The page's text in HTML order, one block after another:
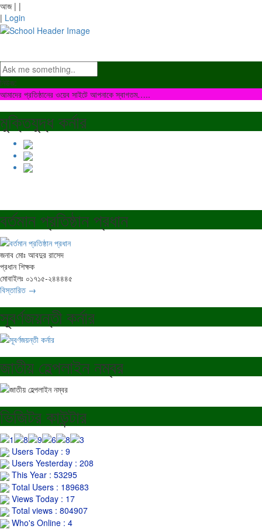
আজ | |
| Login
নিউজ:
আমাদের প্রতিষ্ঠানের ওয়েব সাইটে আপনাকে স্বাগতম…..
মুক্তিযুদ্ধ কর্নার
বর্তমান প্রতিষ্ঠান প্রধান
জনাব মোঃ আবদুর রাসেদ
প্রধান শিক্ষক
মোবাইলঃ ০১৭১৫-২৪৪৪৪৫
বিস্তারিত →
সূবর্ণজয়ন্তী কর্নার
জাতীয় হেল্পলাইন নম্বর
ভিজিটর কাউন্টার
Users Today : 9
Users Yesterday : 208
This Year : 53295
Total Users : 189683
Views Today : 17
Total views : 804907
Who's Online : 4